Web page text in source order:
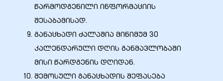
წარმოდგენილი ინფორმაციის
შესაბამისად.
განაცხადი ძალაშია მინიმუმ 30
კალენდარული დღის განმავლობაში
მისი წარდგენის დღიდან.
შემოსული განაცხადის შეფასება